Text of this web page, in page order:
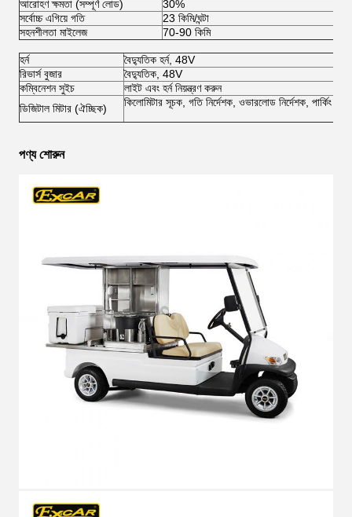
আরোহণ ক্ষমতা (সম্পূর্ণ লোড)
30%
সর্বোচ্চ এগিয়ে গতি
23 কিমি/ঘন্টা
সহনশীলতা মাইলেজ
70-90 কিমি
হর্ন
বৈদ্যুতিক হর্ন, 48V
রিভার্স বুজার
বৈদ্যুতিক, 48V
কম্বিনেশন সুইচ
লাইট এবং হর্ন নিয়ন্ত্রণ করুন
ডিজিটাল মিটার (ঐচ্ছিক)
কিলোমিটার সূচক, গতি নির্দেশক, ওভারলোড নির্দেশক, পার্কিং
পণ্য শোরুন